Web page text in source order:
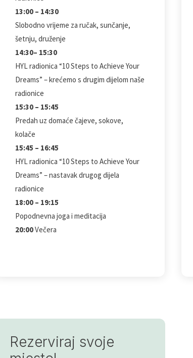
13:00 – 14:30
Slobodno vrijeme za ručak, sunčanje,
šetnju, druženje
14:30– 15:30
HYL radionica “10 Steps to Achieve Your
Dreams” – krećemo s drugim dijelom naše
radionice
15:30 – 15:45
Predah uz domaće čajeve, sokove,
kolače
15:45 – 16:45
HYL radionica “10 Steps to Achieve Your
Dreams” – nastavak drugog dijela
radionice
18:00 – 19:15
Popodnevna joga i meditacija
20:00Večera
Rezerviraj svoje